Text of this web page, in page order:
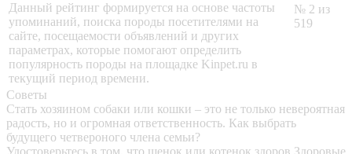
Данный рейтинг формируется на основе частоты
упоминаний, поиска породы посетителями на
сайте, посещаемости объявлений и других
параметрах, которые помогают определить
популярность породы на площадке Kinpet.ru в
текущий период времени.
№ 2 из
519
Советы
Стать хозяином собаки или кошки – это не только невероятная
радость, но и огромная ответственность. Как выбрать
будущего четвероного члена семьи?